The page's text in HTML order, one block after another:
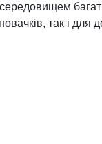
так і для